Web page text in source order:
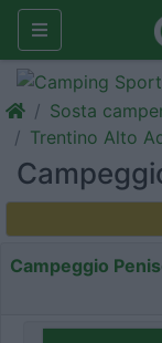
Sosta
Trentino Alto
Campeggio